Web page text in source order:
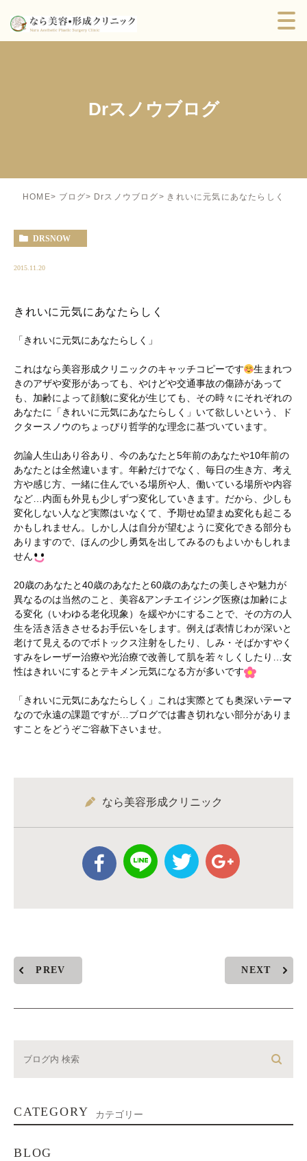
Drスノウブログ
HOME ブログ Drスノウブログ きれいに元気にあなたらしく
DRSNOW
2015.11.20
きれいに元気にあなたらしく
「きれいに元気にあなたらしく」
これはなら美容形成クリニックのキャッチコピーです
生まれつ
きのアザや変形があっても、やけどや交通事故の傷跡があって
も、加齢によって顔貌に変化が生じても、その時々にそれぞれの
あなたに「きれいに元気にあなたらしく」いて欲しいという、ド
クタースノウのちょっぴり哲学的な理念に基づいています。
勿論人生山あり谷あり、今のあなたと5年前のあなたや10年前の
あなたとは全然違います。年齢だけでなく、毎日の生き方、考え
方や感じ方、一緒に住んでいる場所や人、働いている場所や内容
など…内面も外見も少しずつ変化していきます。だから、少しも
変化しない人など実際はいなくて、予期せぬ望まぬ変化も起こる
かもしれません。しかし人は自分が望むように変化できる部分も
ありますので、ほんの少し勇気を出してみるのもよいかもしれま
せん
20歳のあなたと40歳のあなたと60歳のあなたの美しさや魅力が
異なるのは当然のこと、美容&アンチエイジング医療は加齢によ
る変化（いわゆる老化現象）を緩やかにすることで、その方の人
生を活き活きさせるお手伝いをします。例えば表情じわが深いと
老けて見えるのでボトックス注射をしたり、しみ・そばかすやく
すみをレーザー治療や光治療で改善して肌を若々しくしたり…女
性はきれいにするとテキメン元気になる方が多いです
「きれいに元気にあなたらしく」これは実際とても奥深いテーマ
なので永遠の課題ですが…ブログでは書き切れない部分がありま
すことをどうぞご容赦下さいませ。
なら美容形成クリニック
PREV NEXT
CATEGORY カテゴリー
BLOG